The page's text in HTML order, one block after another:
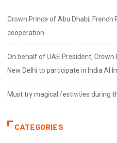
Crown Prince of Abu Dhabi, French
cooperation
On behalf of UAE President, Crown
New Delhi to participate in India AI
Must try magical festivities during
CATEGORIES